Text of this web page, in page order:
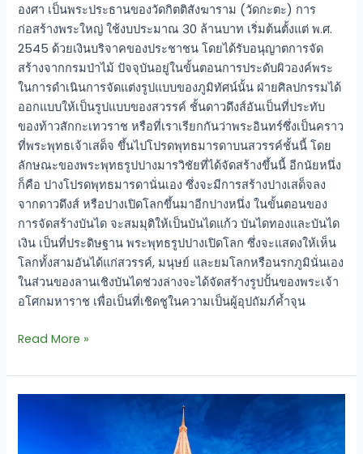
องศา เป็นพระประธานของวัดกิตติสังฆาราม (วัดกะตะ) การ
ก่อสร้างพระใหญ่ ใช้งบประมาณ 30 ล้านบาท เริ่มต้นตั้งแต่ พ.ศ.
2545 ด้วยเงินบริจาคของประชาชน โดยได้รับอนุญาตการจัด
สร้างจากกรมป่าไม้ ปัจจุบันอยู่ในขั้นตอนการประดับผิวองค์พระ
ในการดำเนินการจัดแต่งรูปแบบของภูมิทัศน์นั้น ฝ่ายศิลปกรรมได้
ออกแบบให้เป็นรูปแบบของสวรรค์ ชั้นดาวดึงส์อันเป็นที่ประทับ
ของท้าวสักกะเทวราช หรือที่เราเรียกกันว่าพระอินทร์ซึ่งเป็นคราว
ที่พระพุทธเจ้าเสด็จ ขึ้นไปโปรดพุทธมารดาบนสวรรค์ชั้นนี้ โดย
ลักษณะของพระพุทธรูปปางมารวิชัยที่ได้จัดสร้างขึ้นนี้ อีกนัยหนึ่ง
ก็คือ ปางโปรดพุทธมารดานั่นเอง ซึ่งจะมีการสร้างปางเสด็จลง
จากดาวดึงส์ หรือปางเปิดโลกขึ้นมาอีกปางหนึ่ง ในขั้นตอนของ
การจัดสร้างบันได จะสมมุติให้เป็นบันไดแก้ว บันไดทองและบันได
เงิน เป็นที่ประดิษฐาน พระพุทธรูปปางเปิดโลก ซึ่งจะแสดงให้เห็น
โลกทั้งสามอันได้แก่สวรรค์, มนุษย์ และยมโลกหรือนรกภูมินั่นเอง
ในส่วนของลานเชิงบันไดช่วงล่างจะได้จัดสร้างรูปปั้นของพระเจ้า
อโศกมหาราช เพื่อเป็นที่เชิดชูในความเป็นผู้อุปถัมภ์ค้ำจุน
Read More »